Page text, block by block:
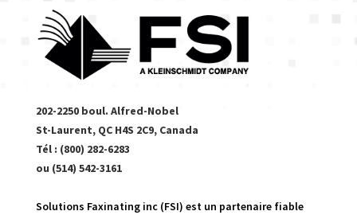
202-2250 boul. Alfred-Nobel
St-Laurent, QC H4S 2C9, Canada
Tél : (800) 282-6283
ou (514) 542-3161
Solutions Faxinating inc (FSI) est un partenaire fiable